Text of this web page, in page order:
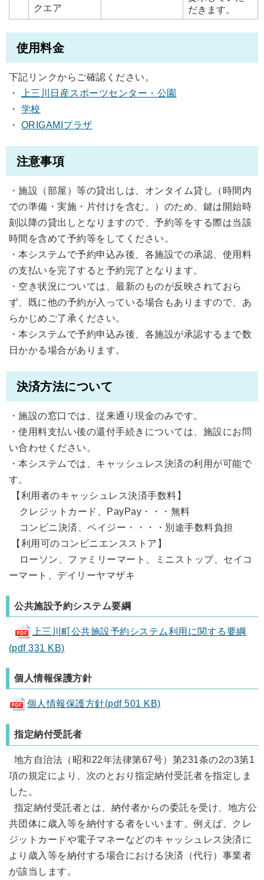
だきます。
クエア
使用料金
下記リンクからご確認ください。
・
上三川日産スポーツセンター・公園
・ 学校
・ ORIGAMIプラザ
注意事項
・施設（部屋）等の貸出しは、オンタイム貸し（時間内
での準備・実施・片付けを含む。）のため、鍵は開始時
刻以降の貸出しとなりますので、予約等をする際は当該
時間を含めて予約等をしてください。
・本システムで予約申込み後、各施設での承認、使用料
の支払いを完了すると予約完了となります。
・空き状況については、最新のものが反映されておら
ず、既に他の予約が入っている場合もありますので、あ
らかじめご了承ください。
・本システムで予約申込み後、各施設が承認するまで数
日かかる場合があります。
決済方法について
・施設の窓口では、従来通り現金のみです。
・使用料支払い後の還付手続きについては、施設にお問
い合わせください。
・本システムでは、キャッシュレス決済の利用が可能で
す。
【利用者のキャッシュレス決済手数料】
クレジットカード、PayPay・・・無料
コンビニ決済、ペイジー・・・・別途手数料負担
【利用可のコンビニエンスストア】
ローソン、ファミリーマート、ミニストップ、セイコ
ーマート、デイリーヤマザキ
公共施設予約システム要綱
上三川町公共施設予約システム利用に関する要綱
(pdf 331 KB)
個人情報保護方針
個人情報保護方針(pdf 501 KB)
指定納付受託者
地方自治法（昭和22年法律第67号）第231条の2の3第1
項の規定により、次のとおり指定納付受託者を指定しま
した。
指定納付受託者とは、納付者からの委託を受け、地方公
共団体に歳入等を納付する者をいいます。例えば、クレ
ジットカードや電子マネーなどのキャッシュレス決済に
より歳入等を納付する場合における決済（代行）事業者
が該当します。